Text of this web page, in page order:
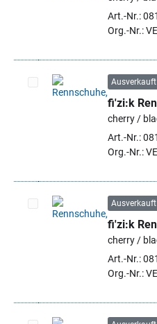
Artikel auswählenArt.-Nr.:
Org.-Nr.:
Artikel auswählen
Ausverkauft
fi'zi:k
cherry /
Art.-Nr.:
Org.-Nr.:
Artikel auswählen
Ausverkauft
fi'zi:k
cherry /
Art.-Nr.:
Org.-Nr.: